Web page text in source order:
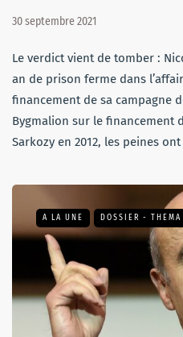
30 septembre 2021
Le verdict vient de tomber :
an de prison ferme dans
financement de sa campagne
Bygmalion sur le financement
Sarkozy en 2012, les peines
A LA UNE DOSSIER - THEMA